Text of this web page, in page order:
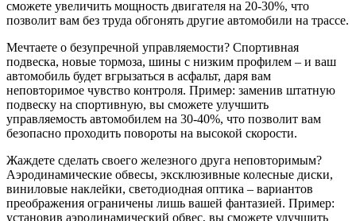
сможете увеличить мощность двигателя на 20-30%, что
позволит вам без труда обгонять другие автомобили на трассе.
Мечтаете о безупречной управляемости? Спортивная
подвеска, новые тормоза, шины с низким профилем – и ваш
автомобиль будет вгрызаться в асфальт, даря вам
неповторимое чувство контроля. Пример: заменив штатную
подвеску на спортивную, вы сможете улучшить
управляемость автомобилем на 30-40%, что позволит вам
безопасно проходить повороты на высокой скорости.
Жаждете сделать своего железного друга неповторимым?
Аэродинамические обвесы, эксклюзивные колесные диски,
виниловые наклейки, светодиодная оптика – вариантов
преображения ограничены лишь вашей фантазией. Пример:
установив аэродинамический обвес, вы сможете улучшить